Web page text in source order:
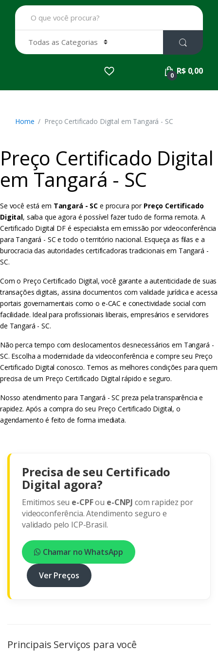
B
u
a
r
:
0 R$ 0,00
Home Preço Certificado Digital em Tangará - SC
Preço Certificado Digital
em Tangará - SC
Se você está em Tangará - SC e procura por Preço Certificado
Digital, saiba que agora é possível fazer tudo de forma remota. A
Certificado Digital DF é especialista em emissão por videoconferência
para Tangará - SC e todo o território nacional. Esqueça as filas e a
burocracia das autoridades certificadoras tradicionais em Tangará -
SC.
Com o Preço Certificado Digital, você garante a autenticidade de suas
transações digitais, assina documentos com validade jurídica e acessa
portais governamentais como o e-CAC e conectividade social com
facilidade. Ideal para profissionais liberais, empresários e servidores
de Tangará - SC.
Não perca tempo com deslocamentos desnecessários em Tangará -
SC. Escolha a modernidade da videoconferência e compre seu Preço
Certificado Digital conosco. Temos as melhores condições para quem
precisa de um Preço Certificado Digital rápido e seguro.
Nosso atendimento para Tangará - SC preza pela transparência e
rapidez. Após a compra do seu Preço Certificado Digital, o
agendamento é feito de forma imediata.
Precisa de seu Certificado
Digital agora?
Emitimos seu e-CPFou e-CNPJ com rapidez por
videoconferência. Atendimento seguro e
validado pelo ICP-Brasil.
Chamar no WhatsApp
Ver Preços
Principais Serviços para você